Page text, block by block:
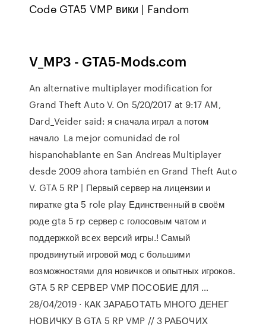
Code GTA5 VMP вики | Fandom
V_MP3 - GTA5-Mods.com
An alternative multiplayer modification for
Grand Theft Auto V. On 5/20/2017 at 9:17 AM,
Dard_Veider said: я сначала играл а потом
начало La mejor comunidad de rol
hispanohablante en San Andreas Multiplayer
desde 2009 ahora también en Grand Theft Auto
V. GTA 5 RP | Первый сервер на лицензии и
пиратке gta 5 role play Единственный в своём
роде gta 5 rp сервер с голосовым чатом и
поддержкой всех версий игры.! Самый
продвинутый игровой мод с большими
возможностями для новичков и опытных игроков.
GTA 5 RP СЕРВЕР VMP ПОСОБИЕ ДЛЯ …
28/04/2019 · КАК ЗАРАБОТАТЬ МНОГО ДЕНЕГ
НОВИЧКУ В GTA 5 RP VMP // 3 РАБОЧИХ